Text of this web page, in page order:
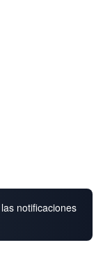
notificaciones